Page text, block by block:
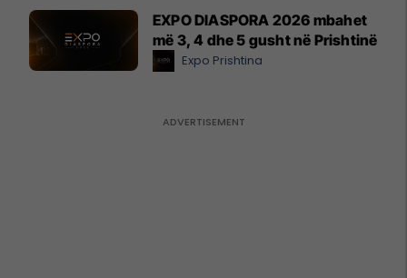
EXPO DIASPORA 2026 mbahet
më 3, 4 dhe 5 gusht në Prishtinë
Expo Prishtina